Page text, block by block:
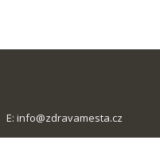
E: info@zdravamesta.cz